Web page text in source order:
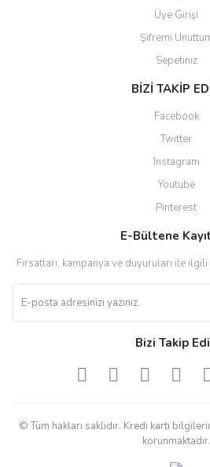
Üye Girişi
Şifremi
Sepetiniz
BİZİ TAKİP
Facebook
Twitter
Instagram
Youtube
Pinterest
E-Bültene
Fırsatları, kampanya ve duyuruları ile
Bizi Takip
© Tüm hakları saklıdır. Kredi kartı
korunmaktadır.